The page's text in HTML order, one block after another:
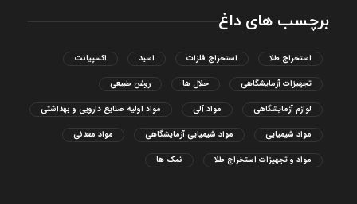
برچسب های داغ
استخراج طلا استخراج فلزات اسید اکسپیانت
تجهیزات آزمایشگاهی حلال ها روغن طبیعی
لوازم آزمایشگاهی مواد آلی مواد اولیه صنایع دارویی و بهداشتی
مواد شیمیایی مواد شیمیایی آزمایشگاهی مواد معدنی
مواد و تجهیزات استخراج طلا نمک ها